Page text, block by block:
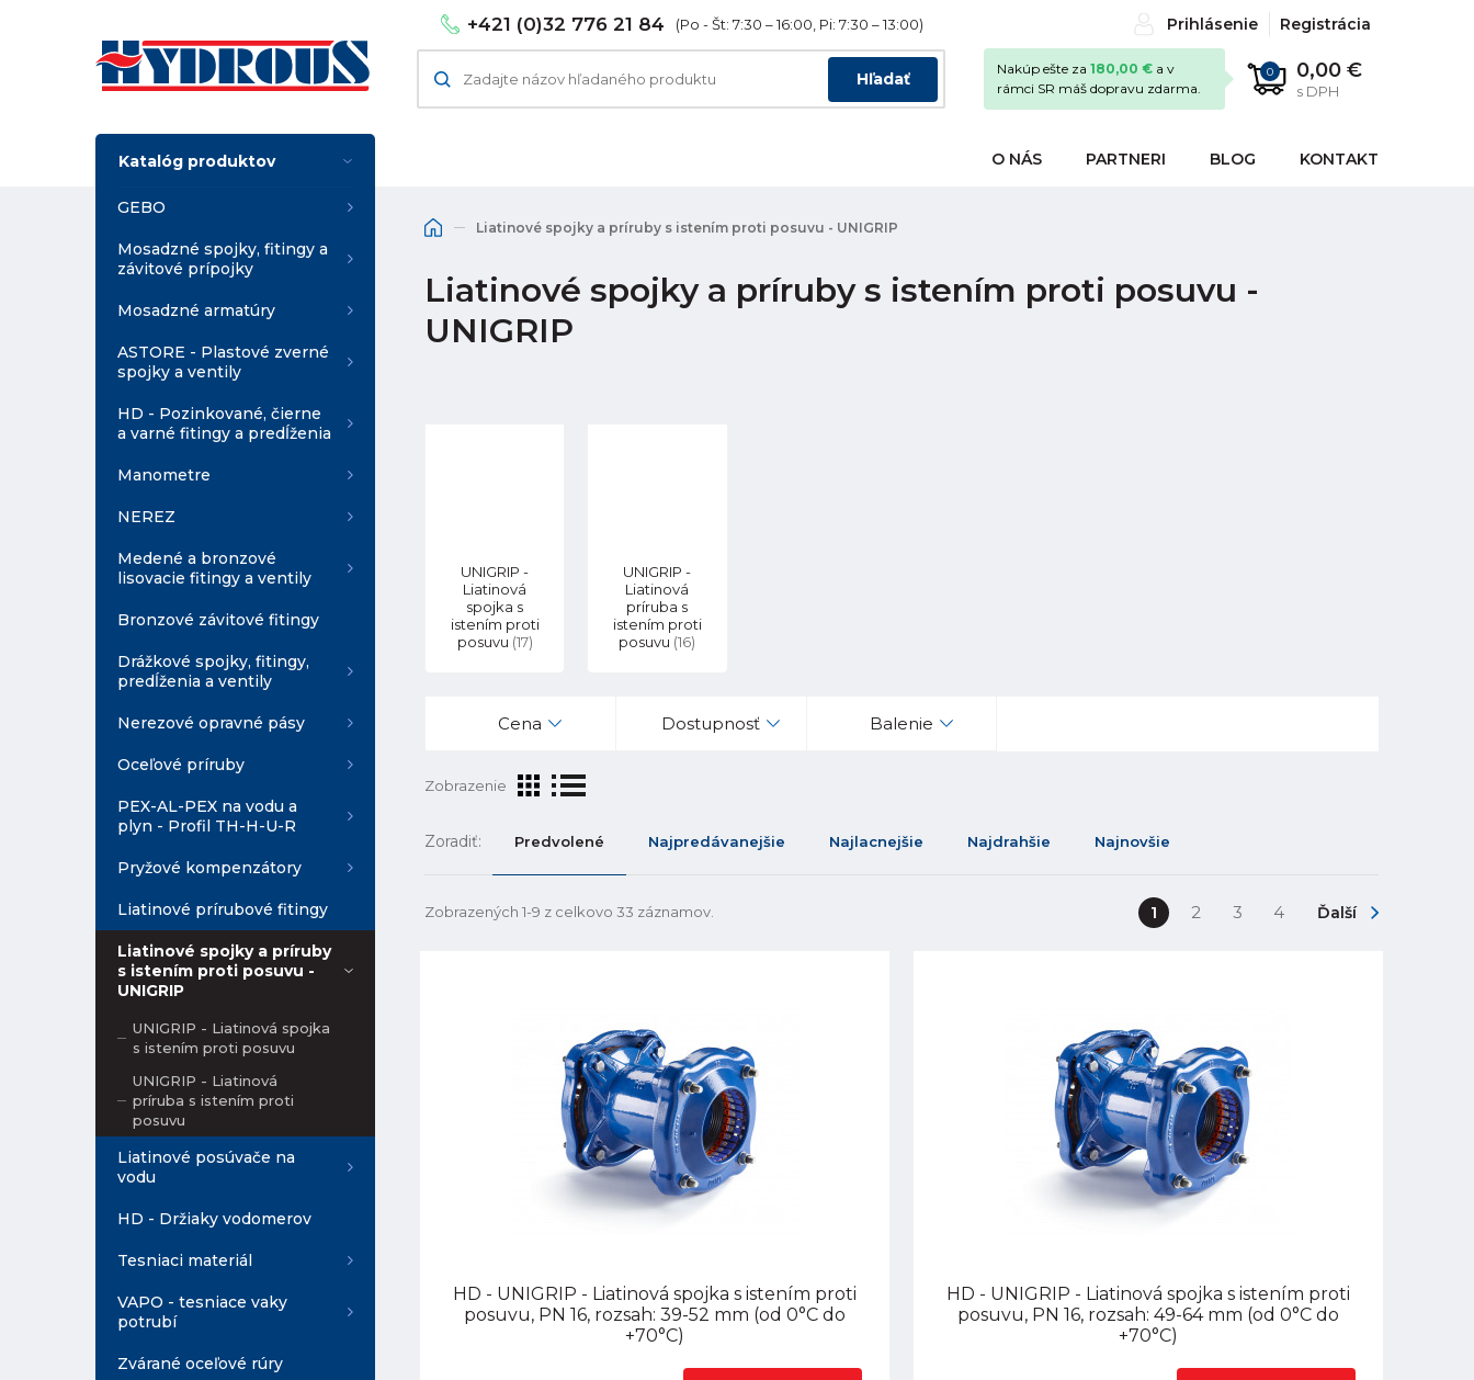
+421 (0)32 776 21 84 (Po - Št: 7:30 – 16:00, Pi: 7:30 – 13:00) Prihlásenie Registrácia
Hľadať 0 0,00 €
s DPH
Nakúp ešte za 180,00 € a v
rámci SR máš dopravu zdarma.
O NÁS PARTNERI BLOG KONTAKT
Katalóg produktov
GEBO
Mosadzné spojky, fitingy a
závitové prípojky
Mosadzné armatúry
ASTORE - Plastové zverné
spojky a ventily
HD - Pozinkované, čierne
a varné fitingy a predĺženia
Manometre
NEREZ
Medené a bronzové
lisovacie fitingy a ventily
Bronzové závitové fitingy
Drážkové spojky, fitingy,
predĺženia a ventily
Nerezové opravné pásy
Oceľové príruby
PEX-AL-PEX na vodu a
plyn - Profil TH-H-U-R
Pryžové kompenzátory
Liatinové prírubové fitingy
Liatinové spojky a príruby
s istením proti posuvu -
UNIGRIP
UNIGRIP - Liatinová spojka
s istením proti posuvu
UNIGRIP - Liatinová
príruba s istením proti
posuvu
Liatinové posúvače na
vodu
HD - Držiaky vodomerov
Tesniaci materiál
VAPO - tesniace vaky
potrubí
Zvárané oceľové rúry
Liatinové spojky a príruby s istením proti posuvu - UNIGRIP
Liatinové spojky a príruby s istením proti posuvu -
UNIGRIP
UNIGRIP -
Liatinová
spojka s
istením proti
posuvu (17)
UNIGRIP -
Liatinová
príruba s
istením proti
posuvu (16)
Cena Dostupnosť Balenie
Zobrazenie
Zoradiť: Predvolené Najpredávanejšie Najlacnejšie Najdrahšie Najnovšie
Zobrazených 1-9 z celkovo 33 záznamov. 1 2 3 4 Ďalší
HD - UNIGRIP - Liatinová spojka s istením proti
posuvu, PN 16, rozsah: 39-52 mm (od 0°C do
+70°C)
HD - UNIGRIP - Liatinová spojka s istením proti
posuvu, PN 16, rozsah: 49-64 mm (od 0°C do
+70°C)